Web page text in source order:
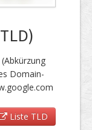
Domain-
Liste TLD